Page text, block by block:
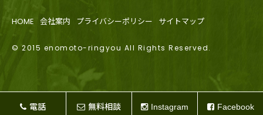
HOME 会社案内 プライバシーポリシー サイトマップ
© 2015 enomoto-ringyou All Rights Reserved.
電話 無料相談 Instagram Facebook